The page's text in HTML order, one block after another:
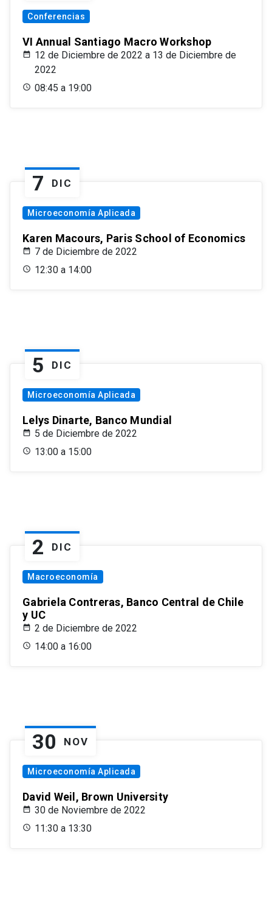
Conferencias
VI Annual Santiago Macro Workshop
12 de Diciembre de 2022 a 13 de Diciembre de
2022
08:45 a 19:00
7 DIC
Microeconomía Aplicada
Karen Macours, Paris School of Economics
7 de Diciembre de 2022
12:30 a 14:00
5 DIC
Microeconomía Aplicada
Lelys Dinarte, Banco Mundial
5 de Diciembre de 2022
13:00 a 15:00
2 DIC
Macroeconomía
Gabriela Contreras, Banco Central de Chile
y UC
2 de Diciembre de 2022
14:00 a 16:00
30 NOV
Microeconomía Aplicada
David Weil, Brown University
30 de Noviembre de 2022
11:30 a 13:30